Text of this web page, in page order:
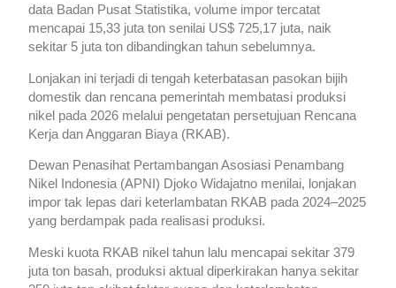
data Badan Pusat Statistika, volume impor tercatat
mencapai 15,33 juta ton senilai US$ 725,17 juta, naik
sekitar 5 juta ton dibandingkan tahun sebelumnya.
Lonjakan ini terjadi di tengah keterbatasan pasokan bijih
domestik dan rencana pemerintah membatasi produksi
nikel pada 2026 melalui pengetatan persetujuan Rencana
Kerja dan Anggaran Biaya (RKAB).
Dewan Penasihat Pertambangan Asosiasi Penambang
Nikel Indonesia (APNI) Djoko Widajatno menilai, lonjakan
impor tak lepas dari keterlambatan RKAB pada 2024–2025
yang berdampak pada realisasi produksi.
Meski kuota RKAB nikel tahun lalu mencapai sekitar 379
juta ton basah, produksi aktual diperkirakan hanya sekitar